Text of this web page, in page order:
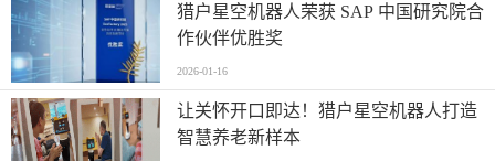
猎户星空机器人荣获 SAP 中国研究院合
作伙伴优胜奖
2026-01-16
让关怀开口即达！猎户星空机器人打造
智慧养老新样本